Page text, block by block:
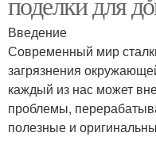
Введение
Современный мир
загрязнения
каждый из нас может
проблемы,
полезные и